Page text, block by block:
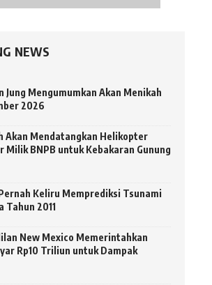
NEWS
Jung Mengumumkan Akan Menikah
2026
Akan Mendatangkan Helikopter
Milik BNPB untuk Kebakaran Gunung
Keliru Memprediksi Tsunami
Tahun 2011
New Mexico Memerintahkan
Rp10 Triliun untuk Dampak